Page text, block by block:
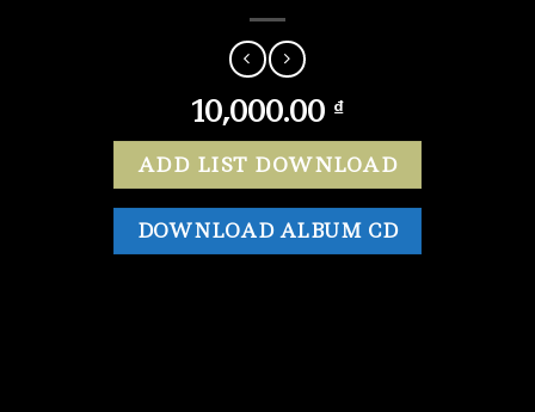
10,000.00 ₫
ADD LIST DOWNLOAD
DOWNLOAD ALBUM CD